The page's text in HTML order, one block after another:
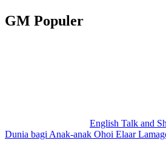
GM Populer
English Talk and
Dunia bagi Anak-anak Ohoi Elaar